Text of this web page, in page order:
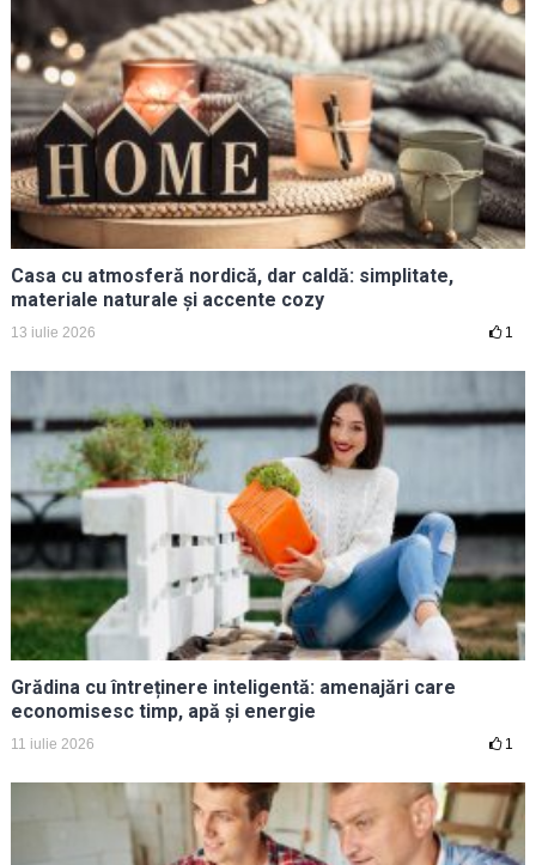
Casa cu atmosferă nordică, dar caldă: simplitate,
materiale naturale și accente cozy
13 iulie 2026 1
Grădina cu întreținere inteligentă: amenajări care
economisesc timp, apă și energie
11 iulie 2026 1